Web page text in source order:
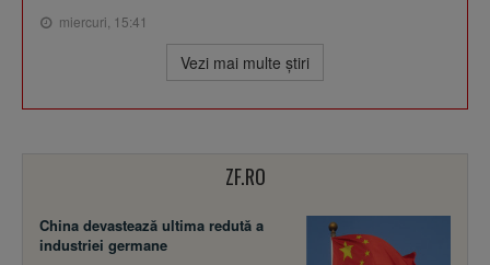
miercuri, 15:41
Vezi mai multe ştiri
ZF.RO
China devastează ultima redută a
industriei germane